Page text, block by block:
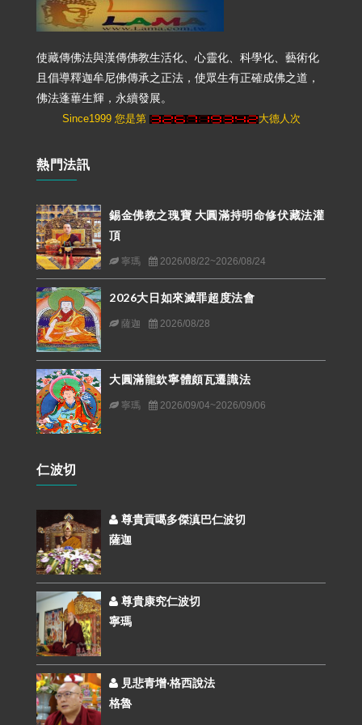
使藏傳佛法與漢傳佛教生活化、心靈化、科學化、藝術化
且倡導釋迦牟尼佛傳承之正法，使眾生有正確成佛之道，
佛法蓬蓽生輝，永續發展。
Since1999 您是第 大德人次
熱門法訊
錫金佛教之瑰寶 大圓滿持明命修伏藏法灌
頂
寧瑪 2026/08/22~2026/08/24
2026大日如來滅罪超度法會
薩迦 2026/08/28
大圓滿龍欽寧體頗瓦遷識法
寧瑪 2026/09/04~2026/09/06
仁波切
尊貴貢噶多傑滇巴仁波切
薩迦
尊貴康究仁波切
寧瑪
見悲青增‧格西說法
格魯